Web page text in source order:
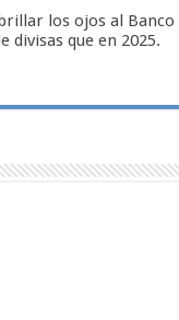
los ojos al
divisas que en 2025.